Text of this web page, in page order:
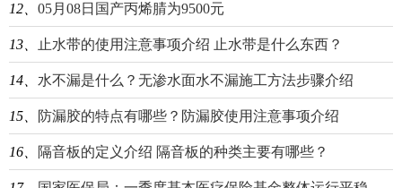
12、 05月08日国产丙烯腈为9500元
13、 止水带的使用注意事项介绍 止水带是什么东西？
14、 水不漏是什么？无渗水面水不漏施工方法步骤介绍
15、 防漏胶的特点有哪些？防漏胶使用注意事项介绍
16、 隔音板的定义介绍 隔音板的种类主要有哪些？